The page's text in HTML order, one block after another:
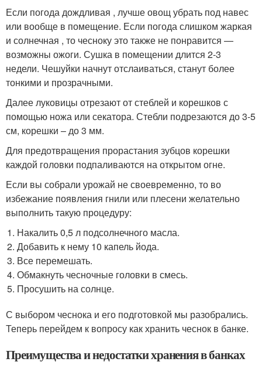
Если погода дождливая , лучше овощ убрать под навес
или вообще в помещение. Если погода слишком жаркая
и солнечная , то чесноку это также не понравится —
возможны ожоги. Сушка в помещении длится 2-3
недели. Чешуйки начнут отслаиваться, станут более
тонкими и прозрачными.
Далее луковицы отрезают от стеблей и корешков с
помощью ножа или секатора. Стебли подрезаются до 3-5
см, корешки – до 3 мм.
Для предотвращения прорастания зубцов корешки
каждой головки подпаливаются на открытом огне.
Если вы собрали урожай не своевременно, то во
избежание появления гнили или плесени желательно
выполнить такую процедуру:
Накалить 0,5 л подсолнечного масла.
Добавить к нему 10 капель йода.
Все перемешать.
Обмакнуть чесночные головки в смесь.
Просушить на солнце.
С выбором чеснока и его подготовкой мы разобрались.
Теперь перейдем к вопросу как хранить чеснок в банке.
Преимущества и недостатки хранения в банках